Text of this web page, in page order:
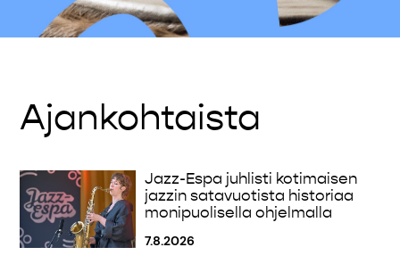
Ajankohtaista
Jazz-Espa juhlisti kotimaisen
jazzin satavuotista historiaa
monipuolisella ohjelmalla
7.8.2026